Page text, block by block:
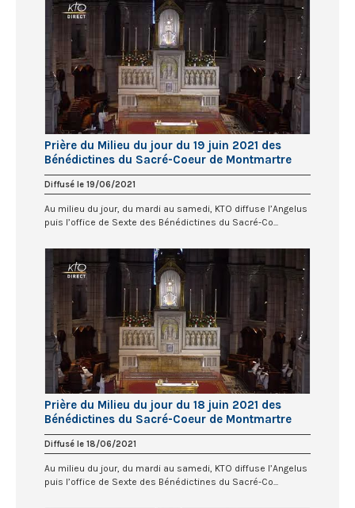
Prière du Milieu du jour du 19 juin 2021 des
Bénédictines du Sacré-Coeur de Montmartre
Diffusé le 19/06/2021
Au milieu du jour, du mardi au samedi, KTO diffuse l’Angelus
puis l’office de Sexte des Bénédictines du Sacré-Co...
Prière du Milieu du jour du 18 juin 2021 des
Bénédictines du Sacré-Coeur de Montmartre
Diffusé le 18/06/2021
Au milieu du jour, du mardi au samedi, KTO diffuse l’Angelus
puis l’office de Sexte des Bénédictines du Sacré-Co...